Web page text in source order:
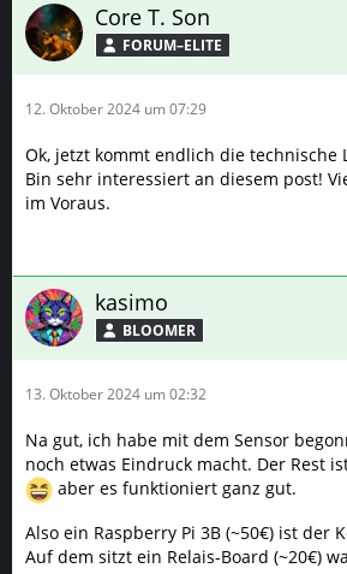
Core T. Son
FORUM–ELITE
12. Oktober 2024 um 07:29
Ok, jetzt kommt endlich die technische
Bin sehr interessiert an diesem post!
im Voraus.
kasimo
BLOOMER
13. Oktober 2024 um 02:32
Na gut, ich habe mit dem Sensor
noch etwas Eindruck macht. Der Rest
aber es funktioniert ganz gut.
Also ein Raspberry Pi 3B (~50€) ist der
Auf dem sitzt ein Relais-Board (~20€)